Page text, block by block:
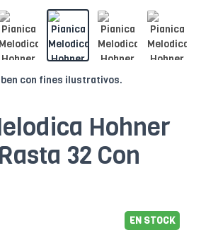
con fines ilustrativos.
Hohner
32 Con
EN STOCK